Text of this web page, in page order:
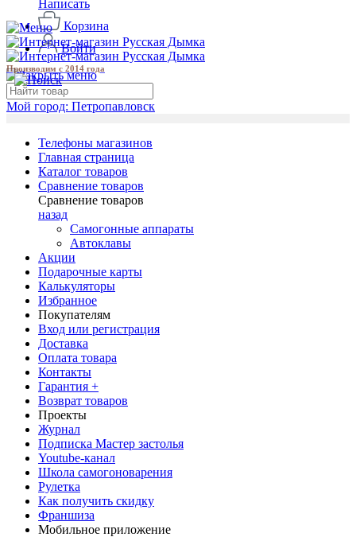
Написать
Корзина
Войти
Производим с 2014 года
Мой город: Петропавловск
Телефоны магазинов
Главная страница
Каталог товаров
Сравнение товаров
Сравнение товаров
назад
Самогонные аппараты
Автоклавы
Акции
Подарочные карты
Калькуляторы
Избранное
Покупателям
Вход или регистрация
Доставка
Оплата товара
Контакты
Гарантия +
Возврат товаров
Проекты
Журнал
Подписка Мастер застолья
Youtube-канал
Школа самогоноварения
Рулетка
Как получить скидку
Франшиза
Мобильное приложение